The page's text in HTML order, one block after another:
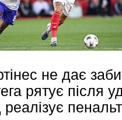
не дає
рятує після